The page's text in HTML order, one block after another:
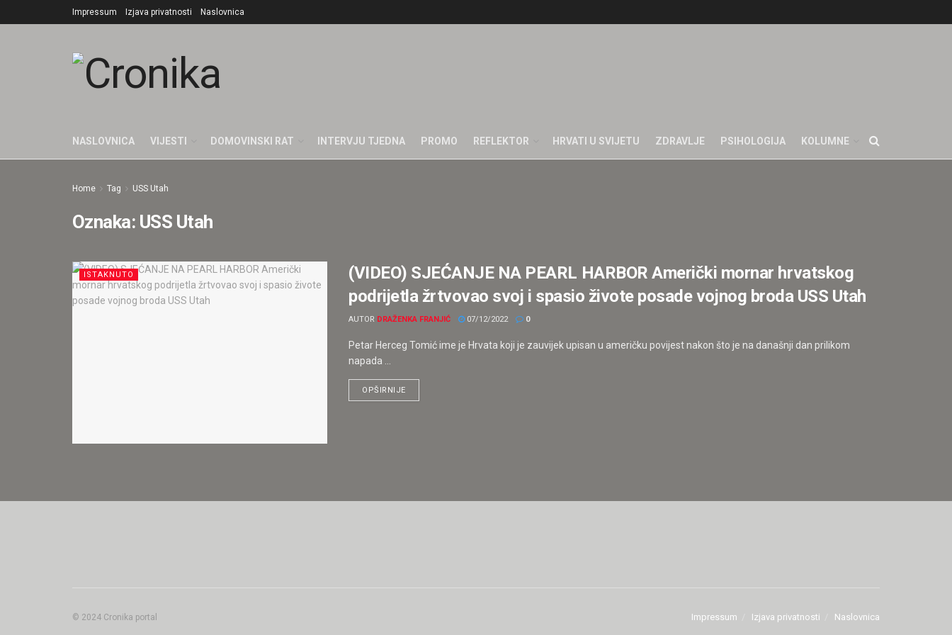
Impressum Izjava privatnosti Naslovnica
NASLOVNICA VIJESTI DOMOVINSKI RAT INTERVJU TJEDNA PROMO REFLEKTOR HRVATI U SVIJETU ZDRAVLJE PSIHOLOGIJA KOLUMNE
Home Tag USS Utah
Oznaka: USS Utah
ISTAKNUTO
(VIDEO) SJEĆANJE NA PEARL HARBOR Američki mornar hrvatskog
podrijetla žrtvovao svoj i spasio živote posade vojnog broda USS Utah
AUTOR DRAŽENKA FRANJIĆ 07/12/2022 0
Petar Herceg Tomić ime je Hrvata koji je zauvijek upisan u američku povijest nakon što je na današnji dan prilikom
napada ...
OPŠIRNIJE
Impressum Izjava privatnosti Naslovnica
© 2024 Cronika portal